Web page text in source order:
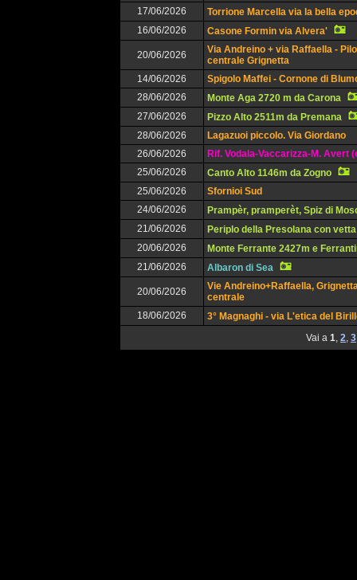
17/06/2026
Torrione Marcella via la bella
16/06/2026
Casone Formin via Alvera'
20/06/2026
Via Andreino + via Raffaella -
centrale Grignetta
14/06/2026
Spigolo Maffei - Cornone di
28/06/2026
Monte Aga 2720 m da Carona
27/06/2026
Pizzo Alto 2511m da Premana
28/06/2026
Lagazuoi piccolo. Via Giordano
26/06/2026
Rif. Vodala-Vaccarizza-M. Avert
25/06/2026
Canto Alto 1146m da Zogno
25/06/2026
Sfornioi Sud
24/06/2026
Prampèr, pramperèt, Spiz di
21/06/2026
Periplo della Presolana con vetta
20/06/2026
Monte Ferrante 2427m e
21/06/2026
Albaron di Sea
20/06/2026
Vie Andreino+Raffaella,
centrale
18/06/2026
3° Magnaghi - via L'etica del
Vai a 1, 2, 3